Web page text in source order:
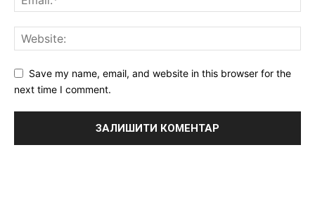
Save my name, email, and website in this browser for the
next time I comment.